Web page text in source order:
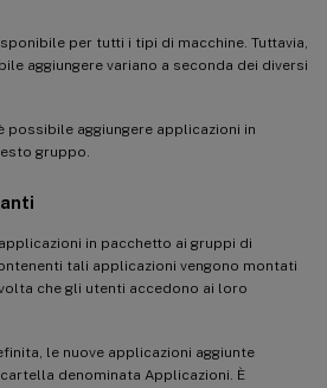
per tutti i tipi di macchine. Tuttavia,
aggiungere variano a seconda dei diversi
possibile aggiungere applicazioni in
gruppo.
in pacchetto ai gruppi di
tali applicazioni vengono montati
che gli utenti accedono ai loro
le nuove applicazioni aggiunte
denominata Applicazioni. È